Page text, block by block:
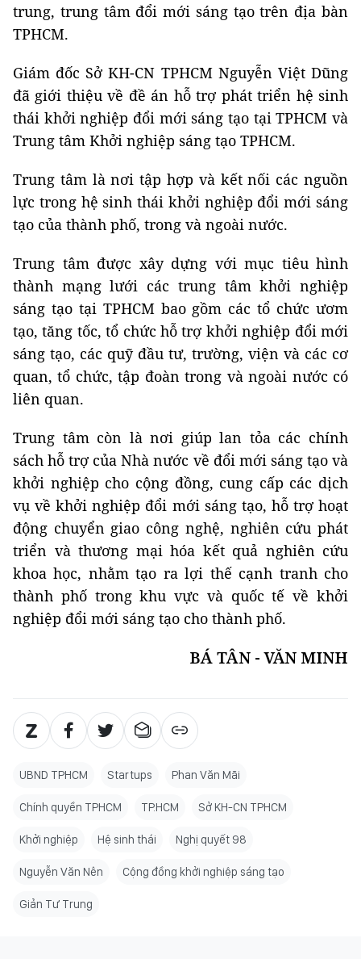
trung, trung tâm đổi mới sáng tạo trên địa bàn
TPHCM.
Giám đốc Sở KH-CN TPHCM Nguyễn Việt Dũng
đã giới thiệu về đề án hỗ trợ phát triển hệ sinh
thái khởi nghiệp đổi mới sáng tạo tại TPHCM và
Trung tâm Khởi nghiệp sáng tạo TPHCM.
Trung tâm là nơi tập hợp và kết nối các nguồn
lực trong hệ sinh thái khởi nghiệp đổi mới sáng
tạo của thành phố, trong và ngoài nước.
Trung tâm được xây dựng với mục tiêu hình
thành mạng lưới các trung tâm khởi nghiệp
sáng tạo tại TPHCM bao gồm các tổ chức ươm
tạo, tăng tốc, tổ chức hỗ trợ khởi nghiệp đổi mới
sáng tạo, các quỹ đầu tư, trường, viện và các cơ
quan, tổ chức, tập đoàn trong và ngoài nước có
liên quan.
Trung tâm còn là nơi giúp lan tỏa các chính
sách hỗ trợ của Nhà nước về đổi mới sáng tạo và
khởi nghiệp cho cộng đồng, cung cấp các dịch
vụ về khởi nghiệp đổi mới sáng tạo, hỗ trợ hoạt
động chuyển giao công nghệ, nghiên cứu phát
triển và thương mại hóa kết quả nghiên cứu
khoa học, nhằm tạo ra lợi thế cạnh tranh cho
thành phố trong khu vực và quốc tế về khởi
nghiệp đổi mới sáng tạo cho thành phố.
BÁ TÂN - VĂN MINH
UBND TPHCM Startups Phan Văn Mãi
Chính quyền TPHCM TP.HCM Sở KH-CN TPHCM
Khởi nghiệp Hệ sinh thái Nghị quyết 98
Nguyễn Văn Nên Cộng đồng khởi nghiệp sáng tạo
Giản Tư Trung